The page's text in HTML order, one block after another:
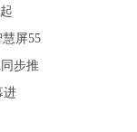
屏55
步推
进